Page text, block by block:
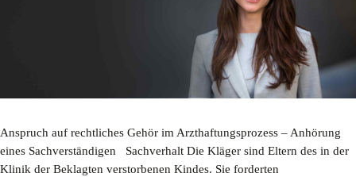
Anspruch auf rechtliches Gehör im Arzthaftungsprozess – Anhörung
eines Sachverständigen Sachverhalt Die Kläger sind Eltern des in der
Klinik der Beklagten verstorbenen Kindes. Sie forderten